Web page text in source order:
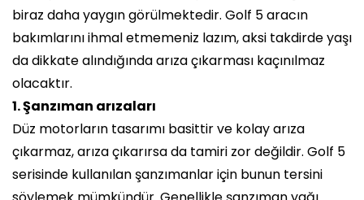
biraz daha yaygın görülmektedir. Golf 5 aracın
bakımlarını ihmal etmemeniz lazım, aksi takdirde yaşı
da dikkate alındığında arıza çıkarması kaçınılmaz
olacaktır.
1. Şanzıman arızaları
Düz motorların tasarımı basittir ve kolay arıza
çıkarmaz, arıza çıkarırsa da tamiri zor değildir. Golf 5
serisinde kullanılan şanzımanlar için bunun tersini